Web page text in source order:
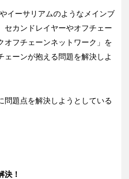
イーサリアムのようなメインブ
セカンドレイヤーやオフチェー
オフチェーンネットワーク」を
ェーンが抱える問題を解決しよ
問題点を解決しようとしている
決！